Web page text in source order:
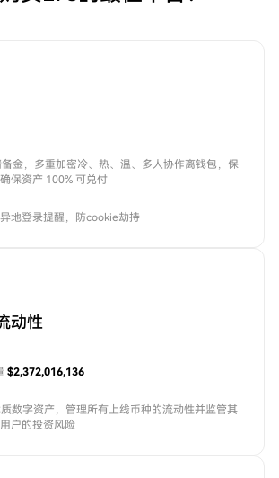
金，多重加密冷、热、温、多人协作离钱包，保
保资产 100% 可兑付
地登录提醒，防cookie劫持
动性
$2,372,016,136
数字资产，管理所有上线币种的流动性并监管其
户的投资风险